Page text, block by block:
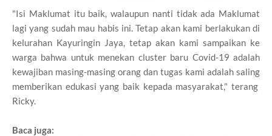
"Isi Maklumat itu baik, walaupun nanti tidak ada Maklumat
lagi yang sudah mau habis ini. Tetap akan kami berlakukan di
kelurahan Kayuringin Jaya, tetap akan kami sampaikan ke
warga bahwa untuk menekan cluster baru Covid-19 adalah
kewajiban masing-masing orang dan tugas kami adalah saling
memberikan edukasi yang baik kepada masyarakat," terang
Ricky.
Baca juga: